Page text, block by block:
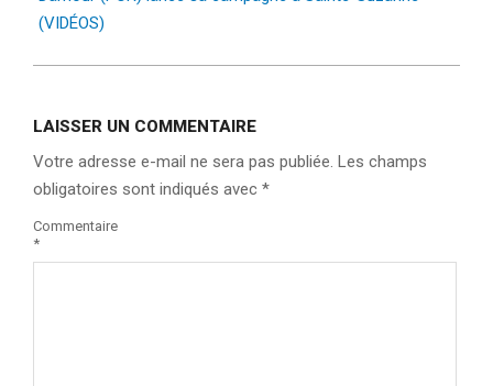
(VIDÉOS)
LAISSER UN COMMENTAIRE
Votre adresse e-mail ne sera pas publiée. Les champs
obligatoires sont indiqués avec *
Commentaire
*